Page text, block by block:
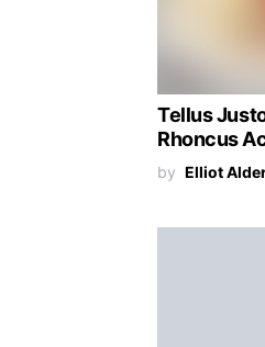
Tellus
Rhoncus
by Elliot